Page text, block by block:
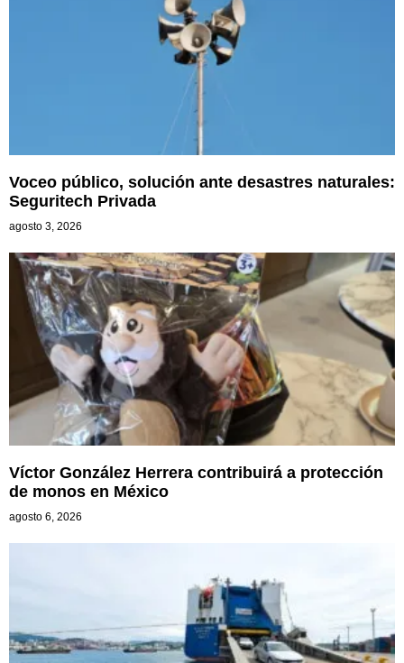
Voceo público, solución ante desastres naturales:
Seguritech Privada
agosto 3, 2026
Víctor González Herrera contribuirá a protección
de monos en México
agosto 6, 2026